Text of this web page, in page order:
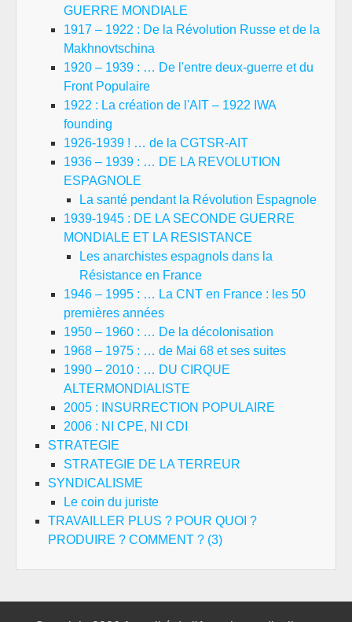
GUERRE MONDIALE
1917 – 1922 : De la Révolution Russe et de la
Makhnovtschina
1920 – 1939 : … De l'entre deux-guerre et du
Front Populaire
1922 : La création de l'AIT – 1922 IWA
founding
1926-1939 ! … de la CGTSR-AIT
1936 – 1939 : … DE LA REVOLUTION
ESPAGNOLE
La santé pendant la Révolution Espagnole
1939-1945 : DE LA SECONDE GUERRE
MONDIALE ET LA RESISTANCE
Les anarchistes espagnols dans la
Résistance en France
1946 – 1995 : … La CNT en France : les 50
premières années
1950 – 1960 : … De la décolonisation
1968 – 1975 : … de Mai 68 et ses suites
1990 – 2010 : … DU CIRQUE
ALTERMONDIALISTE
2005 : INSURRECTION POPULAIRE
2006 : NI CPE, NI CDI
STRATEGIE
STRATEGIE DE LA TERREUR
SYNDICALISME
Le coin du juriste
TRAVAILLER PLUS ? POUR QUOI ?
PRODUIRE ? COMMENT ? (3)